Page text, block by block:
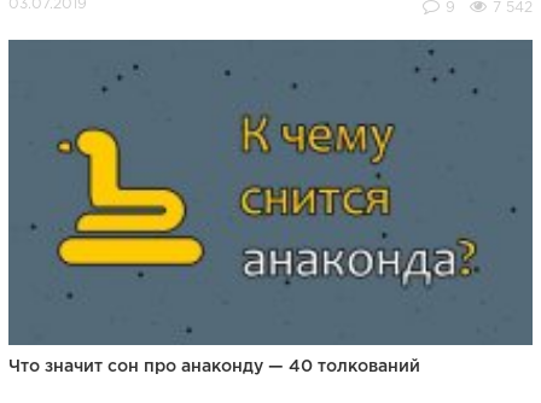
9 7 542
Что значит сон про анаконду — 40 толкований